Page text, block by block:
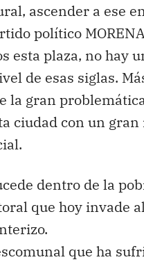
ascender a ese
político
esta plaza, no hay
de esas siglas.
la gran
ciudad con un gran
dentro de la
que hoy invade
que ha